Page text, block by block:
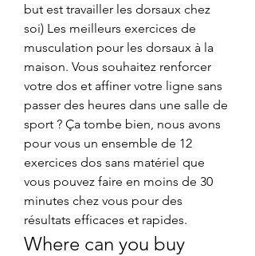
but est travailler les dorsaux chez
soi) Les meilleurs exercices de
musculation pour les dorsaux à la
maison. Vous souhaitez renforcer
votre dos et affiner votre ligne sans
passer des heures dans une salle de
sport ? Ça tombe bien, nous avons
pour vous un ensemble de 12
exercices dos sans matériel que
vous pouvez faire en moins de 30
minutes chez vous pour des
résultats efficaces et rapides.
Where can you buy